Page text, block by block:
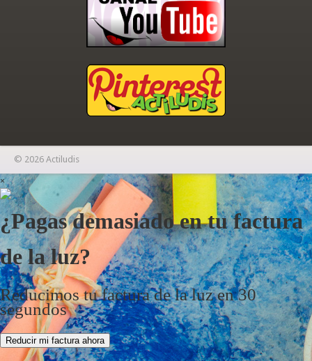
© 2026 Actiludis
×
¿Pagas demasiado en tu factura
de la luz?
Reducimos tu factura de la luz en 30
segundos
Reducir mi factura ahora